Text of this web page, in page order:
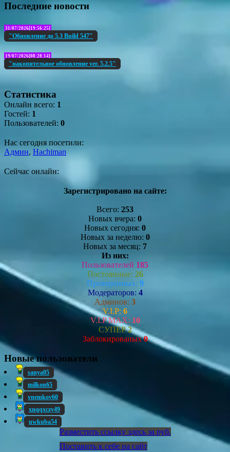
Последние новости
31/07/2026[19:56:25]
"Обновление до 5.3 Build 547"
19/07/2026[08:28:14]
"накопительное обновление ver. 5.2.5"
Статистика
Онлайн всего: 1
Гостей: 1
Пользователей: 0
Нас сегодня посетили:
Админ, Hachiman
Сейчас онлайн:
Зарегистрировано на сайте:
Всего: 253
Новых вчера: 0
Новых сегодня: 0
Новых за неделю: 0
Новых за месяц: 7
Из них:
Пользователей 185
Постоянные: 26
Проверенных: 9
Модераторов: 4
Админов: 3
V.I.P: 6
V.I.P MAX: 10
СУПЕР2
Заблокированых0
Новые пользователи
sanya05
milkon65
vnemkov60
xnqqxczy49
uwkuba54
Разместить ссылку здесь за руб.
Поставить к себе на сайт